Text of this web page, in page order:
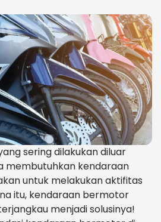
sering dilakukan diluar
membutuhkan kendaraan
untuk melakukan aktifitas
itu, kendaraan bermotor
menjadi solusinya!